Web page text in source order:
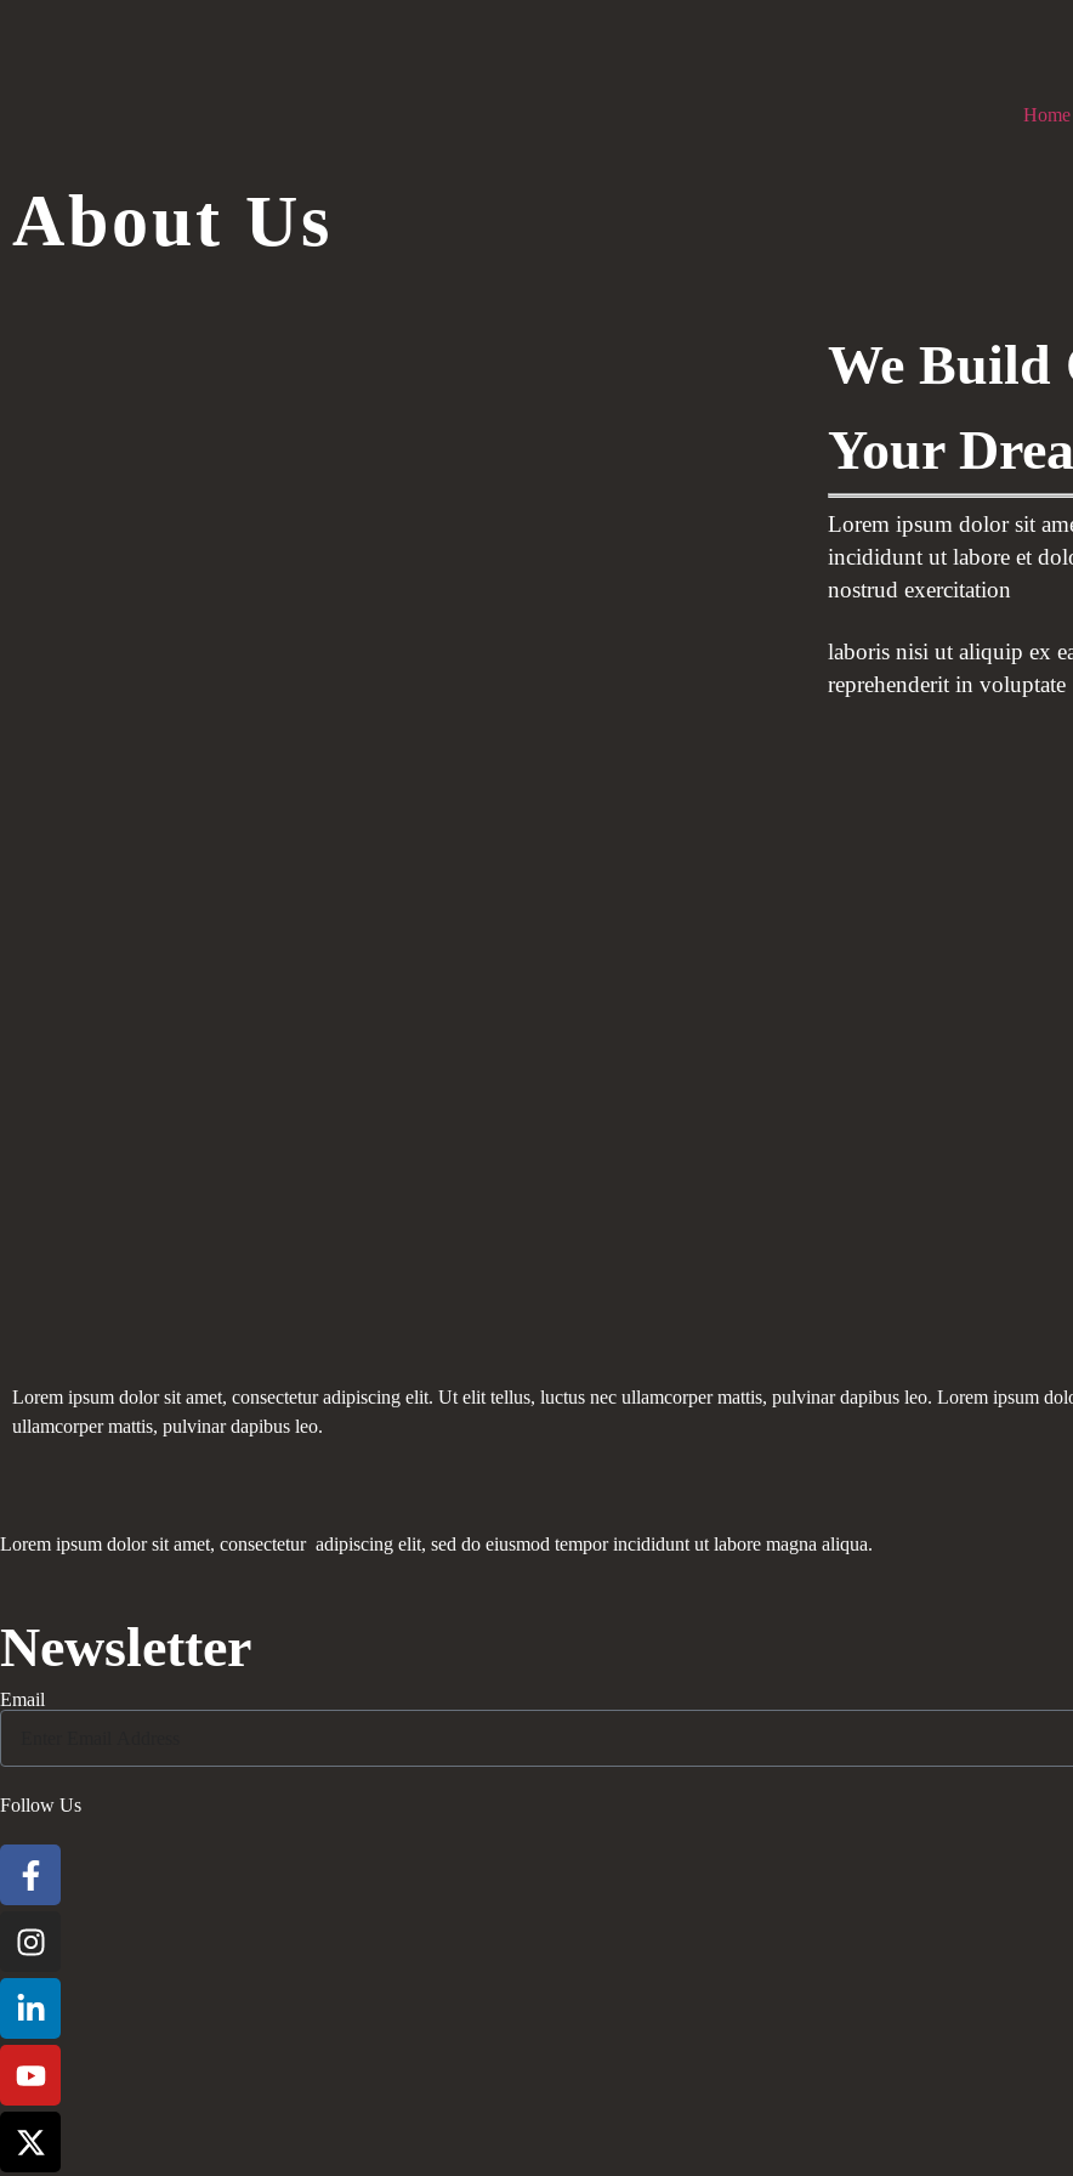
Home
About Us
We Build
Your
Lorem ipsum dolor sit
incididunt ut labore et
nostrud exercitation
laboris nisi ut aliquip ex
reprehenderit in voluptate
Lorem ipsum dolor sit amet, consectetur adipiscing elit. Ut elit tellus, luctus nec ullamcorper mattis, pulvinar dapibus leo. Lorem ipsum
ullamcorper mattis, pulvinar dapibus leo.
Lorem ipsum dolor sit amet, consectetur adipiscing elit, sed do eiusmod tempor incididunt ut labore magna aliqua.
Newsletter
Email
Follow Us